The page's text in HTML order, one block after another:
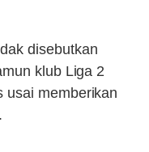
disebutkan
klub Liga 2
usai memberikan